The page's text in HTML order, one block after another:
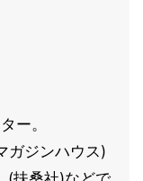
ー。
ガジンハウス)